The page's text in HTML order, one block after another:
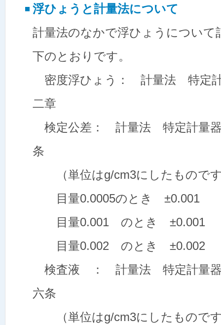
浮ひょうと計量法について
計量法のなかで浮ひょうについ
下のとおりです。
密度浮ひょう： 計量法 特定
二章
検定公差： 計量法 特定計量
条
（単位はg/cm3にしたも
目量0.0005のとき
目量0.001 のとき
目量0.002 のとき ±0.002
検査液 ： 計量法 特定計量器
六条
（単位はg/cm3にしたもので